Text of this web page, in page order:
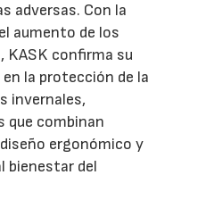
adversas. Con la
aumento de los
KASK confirma su
la protección de la
invernales,
que combinan
ergonómico y
bienestar del